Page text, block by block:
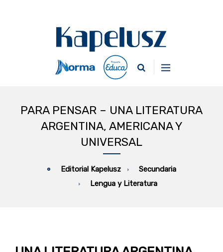
PARA PENSAR – UNA LITERATURA
ARGENTINA, AMERICANA Y
UNIVERSAL
Editorial Kapelusz
Secundaria
Lengua y Literatura